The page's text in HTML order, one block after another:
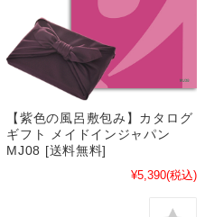
【紫色の風呂敷包み】カタログ
ギフト メイドインジャパン
MJ08 [送料無料]
¥5,390(税込)